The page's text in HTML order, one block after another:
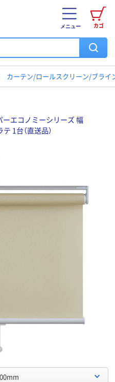
カゴ
メニュー
カーテン/ロールスクリーン/ブライ
エコノミーシリーズ 幅
1台（直送品）